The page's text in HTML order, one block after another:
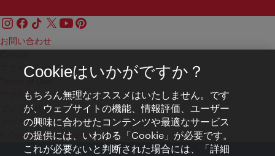
お問い合わせ
プライバシーポリシー
アクセシビリティ
プレス連絡先
クッキーの設定
© Copyright WienTourismus
Cookieはいかがですか？
もちろん無理なオススメはいたしません。です
が、ウェブサイトの機能、情報評価、ユーザー
の興味に合わせたコンテンツや最適なサービス
の提供には、いわゆる「Cookie」が必要です。
これが必要ないと判断された場合には、「詳細